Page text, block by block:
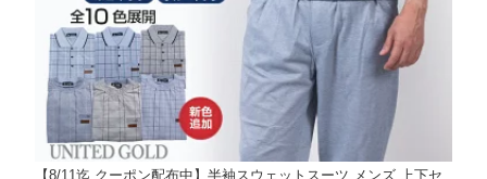
【8/11迄 クーポン配布中】半袖スウェットスーツ メンズ 上下セ